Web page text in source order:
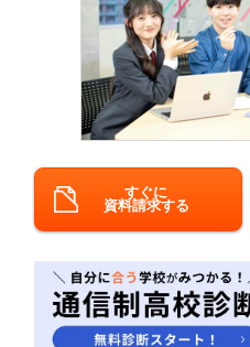
すぐに
資料請求する